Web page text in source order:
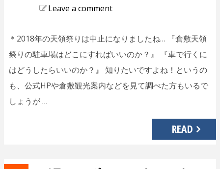
Leave a comment
＊2018年の天領祭りは中止になりましたね… 『倉敷天領
祭りの駐車場はどこにすればいいのか？』 『車で行くに
はどうしたらいいのか？』 知りたいですよね！というの
も、公式HPや倉敷観光案内などを見て調べた方もいるで
しょうが …
READ